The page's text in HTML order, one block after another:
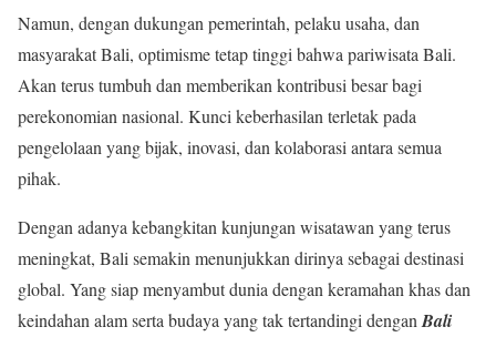
Namun, dengan dukungan pemerintah, pelaku usaha, dan
masyarakat Bali, optimisme tetap tinggi bahwa pariwisata Bali.
Akan terus tumbuh dan memberikan kontribusi besar bagi
perekonomian nasional. Kunci keberhasilan terletak pada
pengelolaan yang bijak, inovasi, dan kolaborasi antara semua
pihak.
Dengan adanya kebangkitan kunjungan wisatawan yang terus
meningkat, Bali semakin menunjukkan dirinya sebagai destinasi
global. Yang siap menyambut dunia dengan keramahan khas dan
keindahan alam serta budaya yang tak tertandingi dengan Bali